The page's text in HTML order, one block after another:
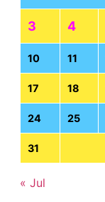
3 4
10 11
17 18
24 25
31
« Jul